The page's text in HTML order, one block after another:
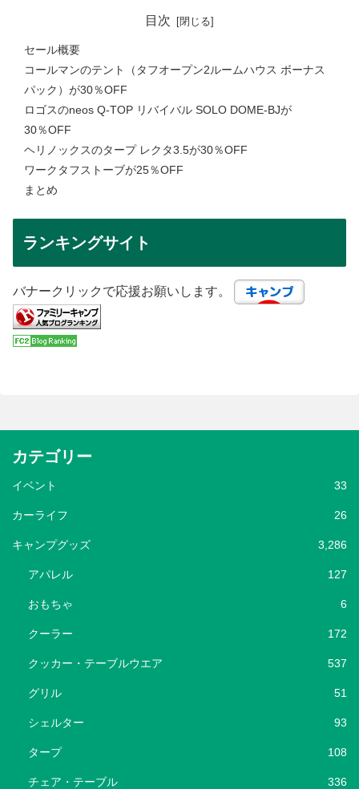
目次
セール概要
コールマンのテント（タフオープン2ルームハウス ボーナス
パック）が30％OFF
ロゴスのneos Q-TOP リバイバル SOLO DOME-BJが
30％OFF
ヘリノックスのタープ レクタ3.5が30％OFF
ワークタフストーブが25％OFF
まとめ
ランキングサイト
バナークリックで応援お願いします。
カテゴリー
イベント 33
カーライフ 26
キャンプグッズ 3,286
アパレル 127
おもちゃ 6
クーラー 172
クッカー・テーブルウエア 537
グリル 51
シェルター 93
タープ 108
チェア・テーブル 336